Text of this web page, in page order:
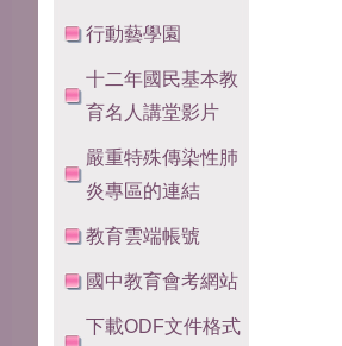
行動藝學園
十二年國民基本教
育名人講堂影片
嚴重特殊傳染性肺
炎專區的連結
教育雲端帳號
國中教育會考網站
下載ODF文件格式